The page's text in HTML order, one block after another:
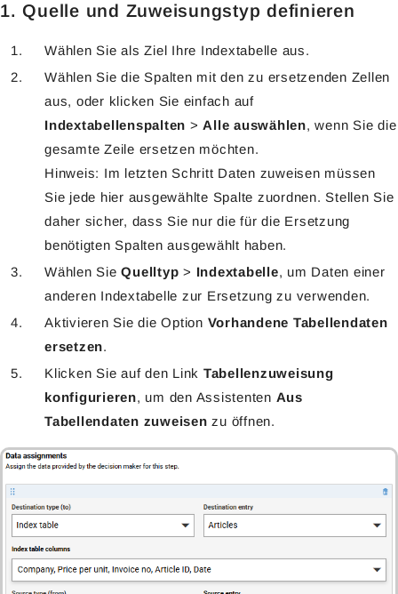
1. Quelle und Zuweisungstyp definieren
Wählen Sie als Ziel Ihre Indextabelle aus.
Wählen Sie die Spalten mit den zu ersetzenden Zellen
aus, oder klicken Sie einfach auf
Indextabellenspalten > Alle auswählen, wenn Sie die
gesamte Zeile ersetzen möchten.
Hinweis: Im letzten Schritt Daten zuweisen müssen
Sie jede hier ausgewählte Spalte zuordnen. Stellen Sie
daher sicher, dass Sie nur die für die Ersetzung
benötigten Spalten ausgewählt haben.
Wählen SieQuelltyp > Indextabelle, um Daten einer
anderen Indextabelle zur Ersetzung zu verwenden.
Aktivieren Sie die Option Vorhandene Tabellendaten
ersetzen.
Klicken Sie auf den Link Tabellenzuweisung
konfigurieren, um den Assistenten Aus
Tabellendaten zuweisen zu öffnen.